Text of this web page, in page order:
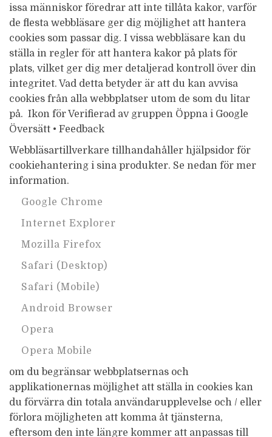
issa människor föredrar att inte tillåta kakor, varför
de flesta webbläsare ger dig möjlighet att hantera
cookies som passar dig. I vissa webbläsare kan du
ställa in regler för att hantera kakor på plats för
plats, vilket ger dig mer detaljerad kontroll över din
integritet. Vad detta betyder är att du kan avvisa
cookies från alla webbplatser utom de som du litar
på. Ikon för Verifierad av gruppen Öppna i Google
Översätt • Feedback
Webbläsartillverkare tillhandahåller hjälpsidor för
cookiehantering i sina produkter. Se nedan för mer
information.
Google Chrome
Internet Explorer
Mozilla Firefox
Safari (Desktop)
Safari (Mobile)
Android Browser
Opera
Opera Mobile
om du begränsar webbplatsernas och
applikationernas möjlighet att ställa in cookies kan
du förvärra din totala användarupplevelse och / eller
förlora möjligheten att komma åt tjänsterna,
eftersom den inte längre kommer att anpassas till